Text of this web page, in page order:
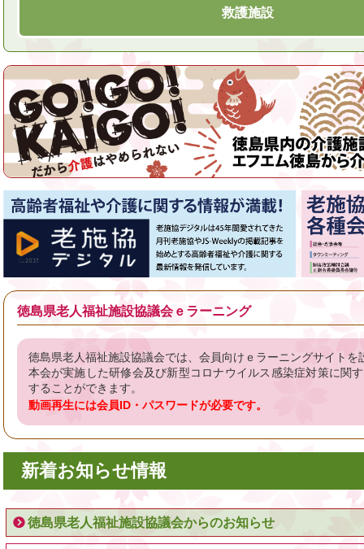
救護施設
徳島県老人福祉施設協議会ｅラーニング
徳島県老人福祉施設協議会では、会員向けｅラーニングサイトを
本会が実施した研修会及び新型コロナウイルス感染症対策に関
することができます。
動画再生には会員ID・パスワードが必要です。
新着お知らせ情報
徳島県老人福祉施設協議会からのお知らせ